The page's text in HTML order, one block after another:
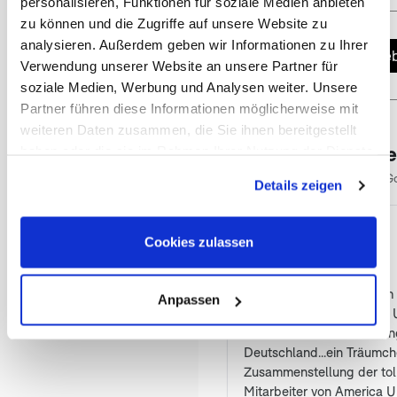
zu können und die Zugriffe auf unsere Website zu
analysieren. Außerdem geben wir Informationen zu Ihrer
Verwendung unserer Website an unsere Partner für
soziale Medien, Werbung und Analysen weiter. Unsere
Partner führen diese Informationen möglicherweise mit
weiteren Daten zusammen, die Sie ihnen bereitgestellt
Cookies, wenn Sie unsere Webseite weiterhin nutzen.
Details zeigen
Cookies zulassen
Anpassen
Jetzt
Das sagen
★ ★ ★ ★4.90 /5 150
(öffnet in neuem Tab)
★ ★ ★ ★ ★
Nach Ostkanada mit
zweite Reise mit
dem Pkw. Von der
Deutschland...ein
Zusammenstellung der
Mitarbeiter von America